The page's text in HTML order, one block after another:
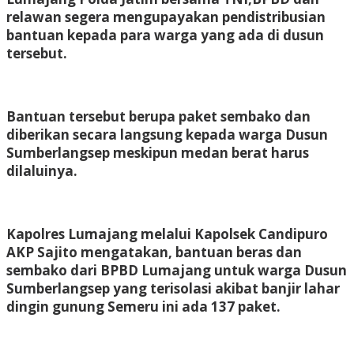
relawan segera mengupayakan pendistribusian
bantuan kepada para warga yang ada di dusun
tersebut.
Bantuan tersebut berupa paket sembako dan
diberikan secara langsung kepada warga Dusun
Sumberlangsep meskipun medan berat harus
dilaluinya.
Kapolres Lumajang melalui Kapolsek Candipuro
AKP Sajito mengatakan, bantuan beras dan
sembako dari BPBD Lumajang untuk warga Dusun
Sumberlangsep yang terisolasi akibat banjir lahar
dingin gunung Semeru ini ada 137 paket.